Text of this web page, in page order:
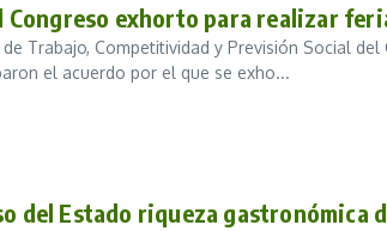
Congreso exhorto para realizar
Trabajo, Competitividad y Previsión Social
el acuerdo por el que se exho...
del Estado riqueza gastronómica